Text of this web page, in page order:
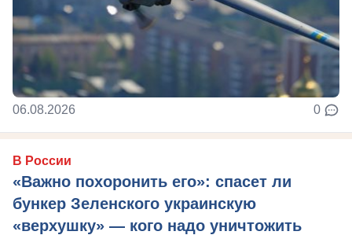
06.08.2026 0
В России
«Важно похоронить его»: спасет ли
бункер Зеленского украинскую
«верхушку» — кого надо уничтожить